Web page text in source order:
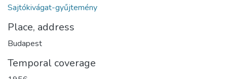
Sajtókivágat-gyűjtemény
Place, address
Budapest
Temporal coverage